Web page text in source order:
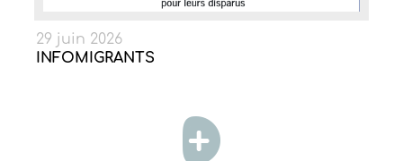
29 juin 2026
INFOMIGRANTS